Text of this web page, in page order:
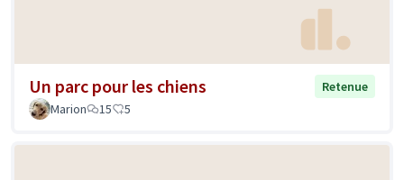
Un parc pour les chiens
Retenue
Marion
15 5